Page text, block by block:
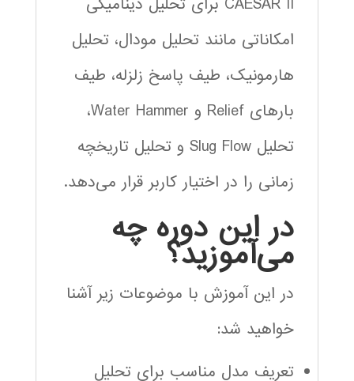
CAESAR II برای تحلیل دینامیکی
امکاناتی مانند تحلیل مودال، تحلیل
هارمونیک، طیف پاسخ زلزله، طیف
بارهای Relief و Water Hammer،
تحلیل Slug Flow و تحلیل تاریخچه
زمانی را در اختیار کاربر قرار می‌دهد.
در این دوره چه
می‌آموزید؟
در این آموزش با موضوعات زیر آشنا
خواهید شد:
تعریف مدل مناسب برای تحلیل